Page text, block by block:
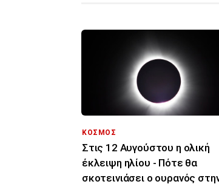
ΚΟΣΜΟΣ
Στις 12 Αυγούστου η ολική
έκλειψη ηλίου - Πότε θα
σκοτεινιάσει ο ουρανός